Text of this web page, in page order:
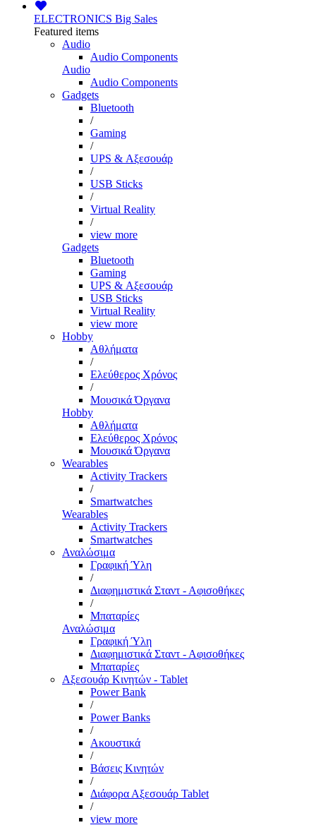
ELECTRONICS Big Sales
Featured items
Audio
Audio Components
Audio
Audio Components
Gadgets
Bluetooth
/
Gaming
/
UPS & Αξεσουάρ
/
USB Sticks
/
Virtual Reality
/
view more
Gadgets
Bluetooth
Gaming
UPS & Αξεσουάρ
USB Sticks
Virtual Reality
view more
Hobby
Αθλήματα
/
Ελεύθερος Χρόνος
/
Μουσικά Όργανα
Hobby
Αθλήματα
Ελεύθερος Χρόνος
Μουσικά Όργανα
Wearables
Activity Trackers
/
Smartwatches
Wearables
Activity Trackers
Smartwatches
Αναλώσιμα
Γραφική Ύλη
/
Διαφημιστικά Σταντ - Αφισοθήκες
/
Μπαταρίες
Αναλώσιμα
Γραφική Ύλη
Διαφημιστικά Σταντ - Αφισοθήκες
Μπαταρίες
Αξεσουάρ Κινητών - Tablet
Power Bank
/
Power Banks
/
Ακουστικά
/
Βάσεις Κινητών
/
Διάφορα Αξεσουάρ Tablet
/
view more